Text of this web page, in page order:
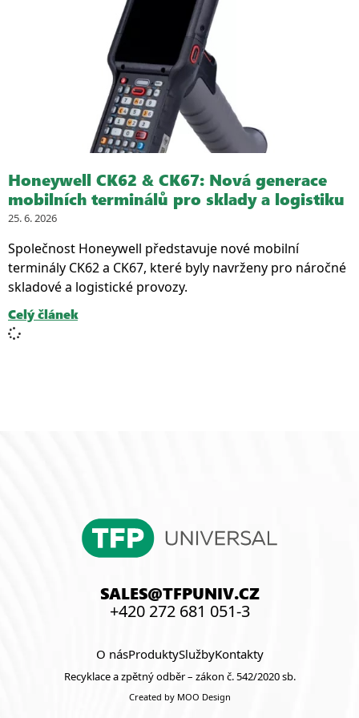
Honeywell CK62 & CK67: Nová generace
mobilních terminálů pro sklady a logistiku
25. 6. 2026
Společnost Honeywell představuje nové mobilní
terminály CK62 a CK67, které byly navrženy pro náročné
skladové a logistické provozy.
Celý článek
SALES@TFPUNIV.CZ
+420 272 681 051-3
O násProduktySlužbyKontakty
Recyklace a zpětný odběr – zákon č. 542/2020 sb.
Created by MOO Design